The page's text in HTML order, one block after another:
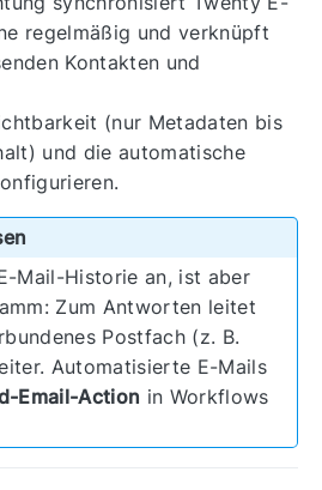
regelmäßig und verknüpft
Kontakten und
(nur Metadaten bis
und die automatische
Mail-Historie an, ist aber
Zum Antworten leitet
Postfach (z. B.
Automatisierte E-Mails
Email-Action in Workflows